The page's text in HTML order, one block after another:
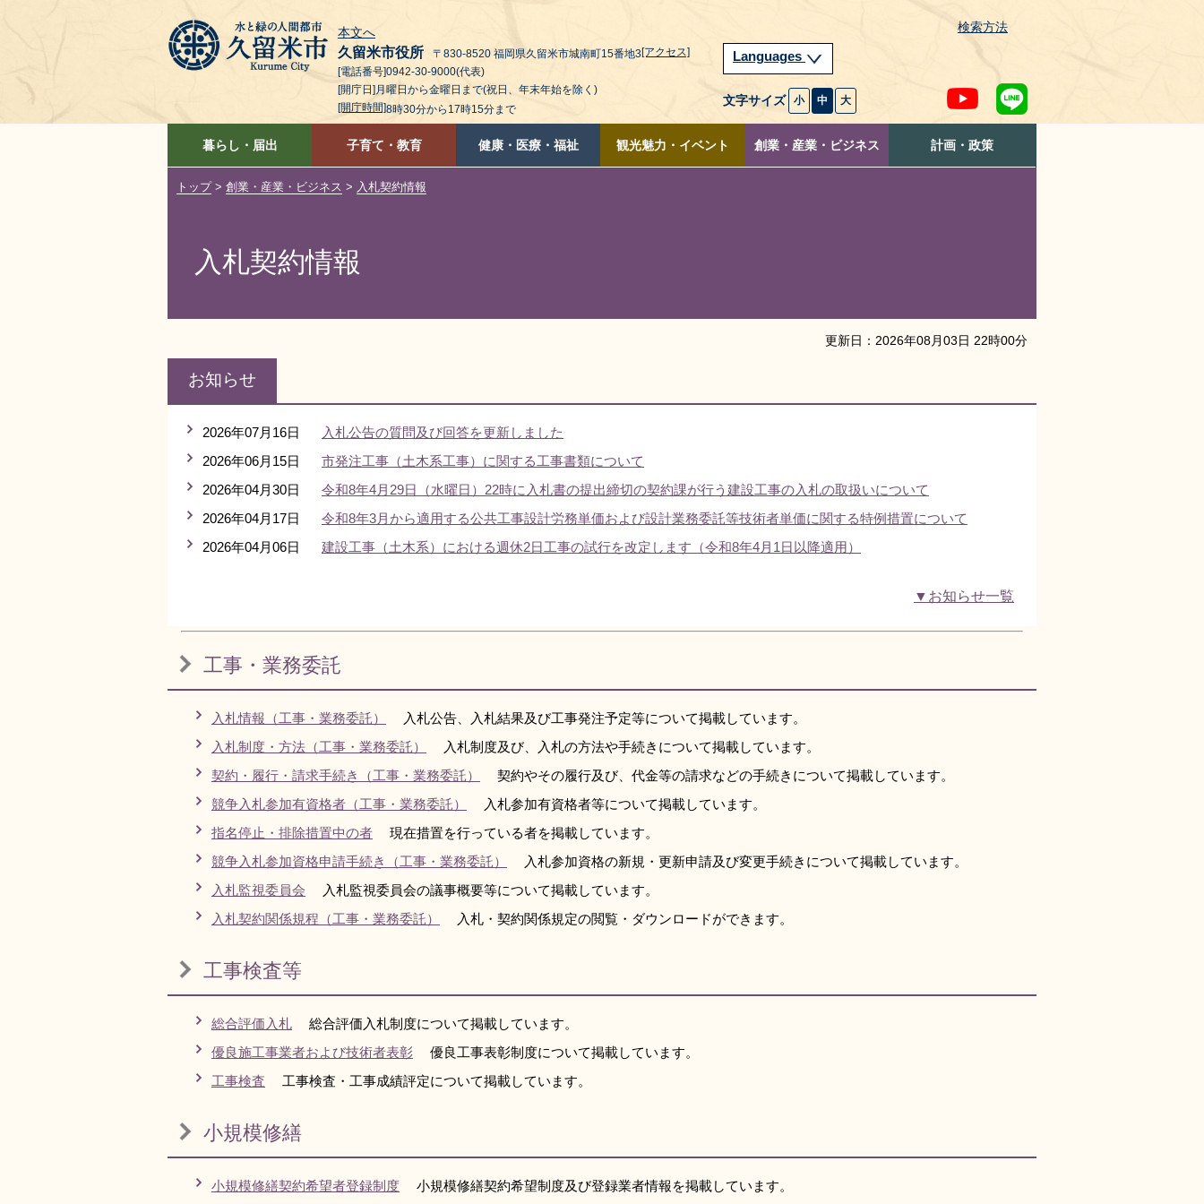
本文へ 検索方法
久留米市役所 〒830-8520 福岡県久留米市城南町15番地3[アクセス]
[電話番号]0942-30-9000(代表)
[開庁日]月曜日から金曜日まで(祝日、年末年始を除く)
[開庁時間]8時30分から17時15分まで
Languages
文字サイズ 小 中 大
暮らし・届出 子育て・教育 健康・医療・福祉 観光魅力・イベント 創業・産業・ビジネス 計画・政策
トップ> 創業・産業・ビジネス > 入札契約情報
入札契約情報
更新日： 2026年08月03日 22時00分
お知らせ
2026年07月16日
入札公告の質問及び回答を更新しました
2026年06月15日
市発注工事（土木系工事）に関する工事書類について
2026年04月30日
令和8年4月29日（水曜日）22時に入札書の提出締切の契約課が行う建設工事の入札の取扱いについて
2026年04月17日
令和8年3月から適用する公共工事設計労務単価および設計業務委託等技術者単価に関する特例措置について
2026年04月06日
建設工事（土木系）における週休2日工事の試行を改定します（令和8年4月1日以降適用）
▼お知らせ一覧
工事・業務委託
入札情報（工事・業務委託）
入札公告、入札結果及び工事発注予定等について掲載しています。
入札制度・方法（工事・業務委託）
入札制度及び、入札の方法や手続きについて掲載しています。
契約・履行・請求手続き（工事・業務委託）
契約やその履行及び、代金等の請求などの手続きについて掲載しています。
競争入札参加有資格者（工事・業務委託）
入札参加有資格者等について掲載しています。
指名停止・排除措置中の者
現在措置を行っている者を掲載しています。
競争入札参加資格申請手続き（工事・業務委託）
入札参加資格の新規・更新申請及び変更手続きについて掲載しています。
入札監視委員会
入札監視委員会の議事概要等について掲載しています。
入札契約関係規程（工事・業務委託）
入札・契約関係規定の閲覧・ダウンロードができます。
工事検査等
総合評価入札
総合評価入札制度について掲載しています。
優良施工事業者および技術者表彰
優良工事表彰制度について掲載しています。
工事検査
工事検査・工事成績評定について掲載しています。
小規模修繕
小規模修繕契約希望者登録制度 小規模修繕契約希望制度及び登録業者情報を掲載しています。